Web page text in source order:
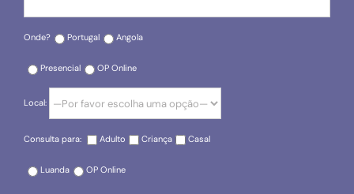
Onde? Portugal Angola
Presencial OP Online
Local:
Consulta para: Adulto Criança Casal
Luanda OP Online